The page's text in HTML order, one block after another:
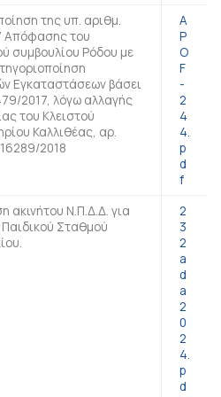
της υπ. αριθμ.
Απόφασης του
συμβουλίου Ρόδου με
Εγκαταστάσεων βάσει
2017, λόγω αλλαγής
του Κλειστού
Καλλιθέας, αρ.
2018
A
P
O
F
-
2
4
4.
p
d
f
ακινήτου Ν.Π.Δ.Δ. για
Σταθμού
2
3
2
a
d
a
2
0
2
4.
p
d